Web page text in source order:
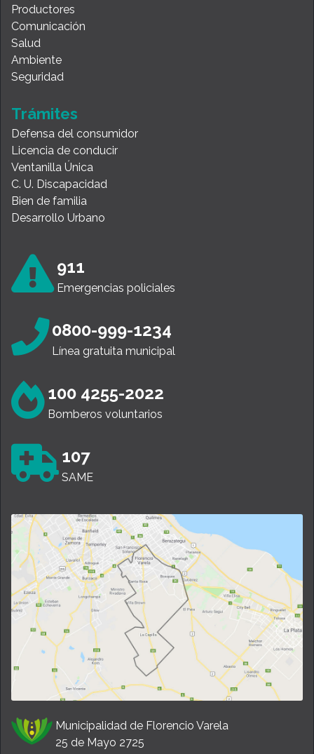
Productores
Comunicación
Salud
Ambiente
Seguridad
Trámites
Defensa del consumidor
Licencia de conducir
Ventanilla Única
C. U. Discapacidad
Bien de familia
Desarrollo Urbano
911
Emergencias policiales
0800-999-1234
Línea gratuita municipal
100 4255-2022
Bomberos voluntarios
107
SAME
Municipalidad de Florencio Varela
25 de Mayo 2725